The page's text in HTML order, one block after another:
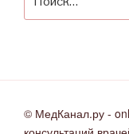
© МедКанал.ру -